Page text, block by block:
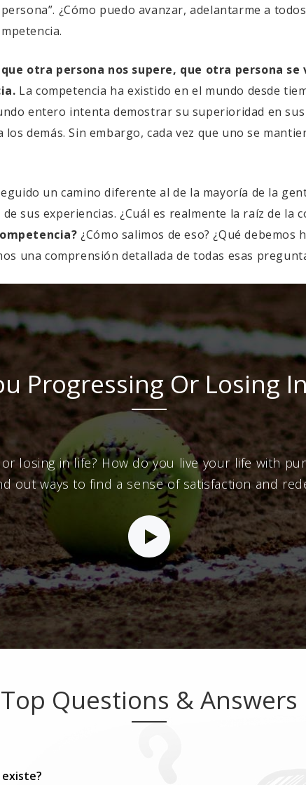
¿Cómo puedo avanzar, adelantarme a
otra persona nos supere, que otra persona
La competencia ha existido en el mundo desde
entero intenta demostrar su superioridad en
demás. Sin embargo, cada vez que uno se
un camino diferente al de la mayoría de la
sus experiencias. ¿Cuál es realmente la raíz de la
¿Cómo salimos de eso? ¿Qué
una comprensión detallada de todas esas
Progressing Or Losing
losing in life? How do you live your life with
out ways to find a sense of satisfaction and
Top Questions & Answers
existe?